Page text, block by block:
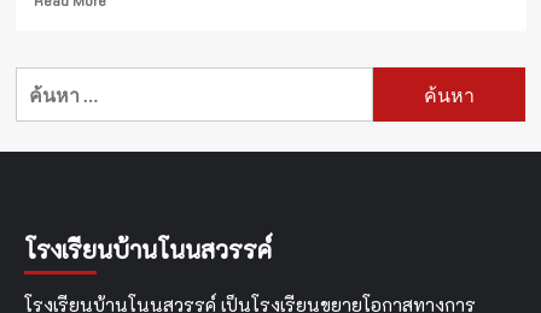
นิเทศ
ฝึก
ครั้ง
1/2567
ค้นหา
โรงเรียนบ้านโนนสวรรค์
โรงเรียนบ้านโนนสวรรค์ เป็นโรงเรียนขยายโอกาสทางการ